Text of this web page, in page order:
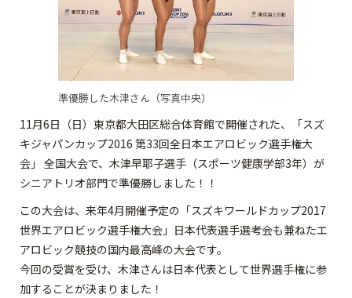
準優勝した木津さん（写真中央）
11月6日（日）東京都大田区総合体育館で開催された、「スズ
キジャパンカップ2016 第33回全日本エアロビック選手権大
会」 全国大会で、木津早耶子選手（スポーツ健康学部3年）が
シニアトリオ部門で準優勝しました！！
この大会は、来年4月開催予定の「スズキワールドカップ2017
世界エアロビック選手権大会」日本代表選手選考会も兼ねたエ
アロビック競技の国内最高峰の大会です。
今回の受賞を受け、木津さんは日本代表として世界選手権に参
加することが決まりました！